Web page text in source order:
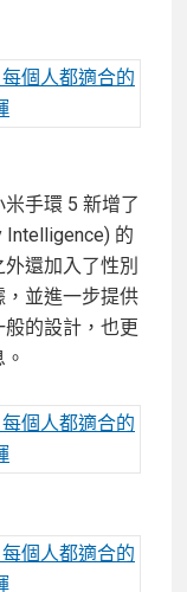
手環 5 新增了
Intelligence) 的
還加入了性別
並進一步提供
的設計，也更